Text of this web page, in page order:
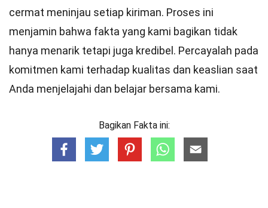
cermat meninjau setiap kiriman. Proses ini
menjamin bahwa fakta yang kami bagikan tidak
hanya menarik tetapi juga kredibel. Percayalah pada
komitmen kami terhadap kualitas dan keaslian saat
Anda menjelajahi dan belajar bersama kami.
Bagikan Fakta ini: